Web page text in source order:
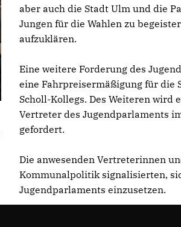
aber auch die Stadt Ulm und die
Jungen für die Wahlen zu
aufzuklären.
Eine weitere Forderung des
eine Fahrpreisermäßigung für die
Scholl-Kollegs. Des Weiteren wird
Vertreter des Jugendparlaments
gefordert.
Die anwesenden Vertreterinnen
Kommunalpolitik signalisierten,
Jugendparlaments einzusetzen.